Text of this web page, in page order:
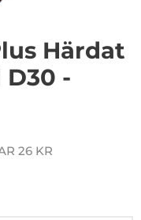
Härdat
D30 -
26 KR